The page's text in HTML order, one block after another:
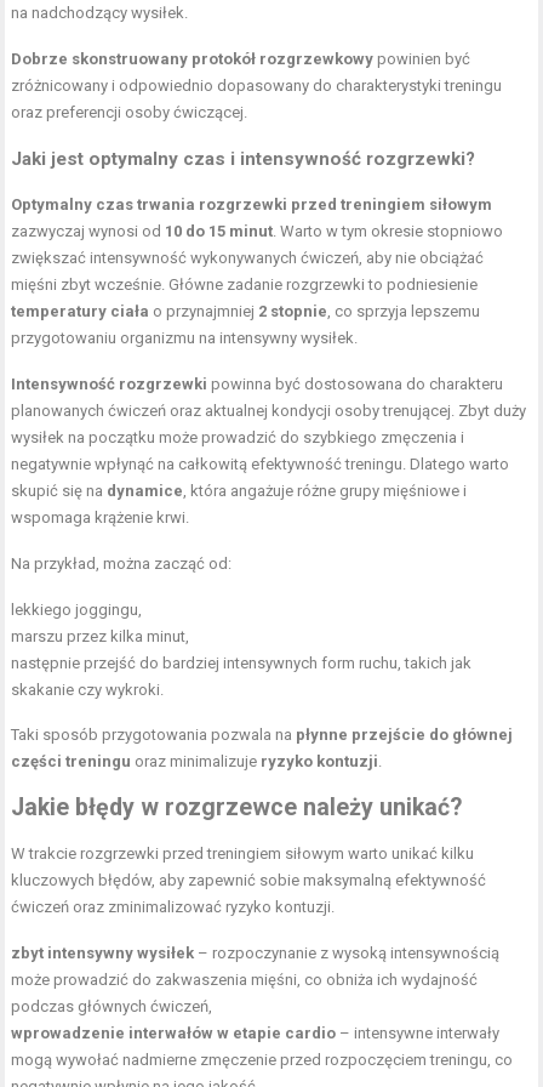
na nadchodzący wysiłek.
Dobrze skonstruowany protokół rozgrzewkowy powinien być
zróżnicowany i odpowiednio dopasowany do charakterystyki treningu
oraz preferencji osoby ćwiczącej.
Jaki jest optymalny czas i intensywność rozgrzewki?
Optymalny czas trwania rozgrzewki przed treningiem siłowym
zazwyczaj wynosi od 10 do 15 minut . Warto w tym okresie stopniowo
zwiększać intensywność wykonywanych ćwiczeń, aby nie obciążać
mięśni zbyt wcześnie. Główne zadanie rozgrzewki to podniesienie
temperatury ciała o przynajmniej 2 stopnie , co sprzyja lepszemu
przygotowaniu organizmu na intensywny wysiłek.
Intensywność rozgrzewki powinna być dostosowana do charakteru
planowanych ćwiczeń oraz aktualnej kondycji osoby trenującej. Zbyt duży
wysiłek na początku może prowadzić do szybkiego zmęczenia i
negatywnie wpłynąć na całkowitą efektywność treningu. Dlatego warto
skupić się na dynamice , która angażuje różne grupy mięśniowe i
wspomaga krążenie krwi.
Na przykład, można zacząć od:
lekkiego joggingu,
marszu przez kilka minut,
następnie przejść do bardziej intensywnych form ruchu, takich jak
skakanie czy wykroki.
Taki sposób przygotowania pozwala na płynne przejście do głównej
części treningu oraz minimalizuje ryzyko kontuzji
Jakie błędy w rozgrzewce należy unikać?
W trakcie rozgrzewki przed treningiem siłowym warto unikać kilku
kluczowych błędów, aby zapewnić sobie maksymalną efektywność
ćwiczeń oraz zminimalizować ryzyko kontuzji.
zbyt intensywny wysiłek – rozpoczynanie z wysoką intensywnością
może prowadzić do zakwaszenia mięśni, co obniża ich wydajność
podczas głównych ćwiczeń,
wprowadzenie interwałów w etapie cardio – intensywne interwały
mogą wywołać nadmierne zmęczenie przed rozpoczęciem treningu, co